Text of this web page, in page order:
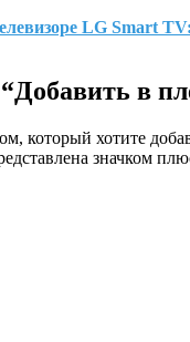
LG Smart
в
который хотите
значком